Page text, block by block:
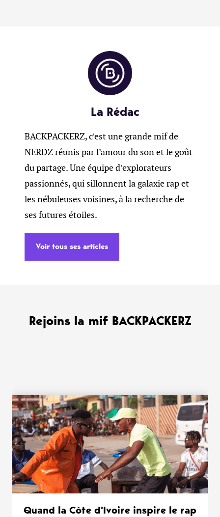
La Rédac
BACKPACKERZ, c’est une grande mif de
NERDZ réunis par l’amour du son et le goût
du partage. Une équipe d’explorateurs
passionnés, qui sillonnent la galaxie rap et
les nébuleuses voisines, à la recherche de
ses futures étoiles.
Voir tous ses articles
Rejoins la mif BACKPACKERZ
WANT MORE ?
Quand la Côte d’Ivoire inspire le rap